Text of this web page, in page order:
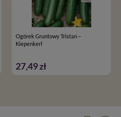
Ogórek Gruntowy Tristan –
Kiepenkerl
27,49 zł